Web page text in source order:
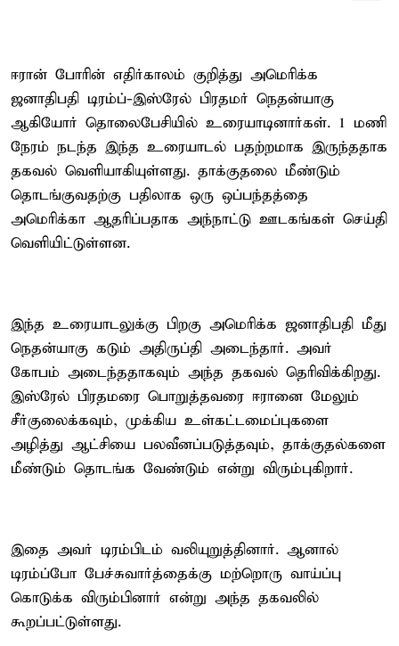
ஈரான் போரின் எதிர்காலம் குறித்து அமெரிக்க
ஜனாதிபதி டிரம்ப்-இஸ்ரேல் பிரதமர் நெதன்யாகு
ஆகியோர் தொலைபேசியில் உரையாடினார்கள். 1 மணி
நேரம் நடந்த இந்த உரையாடல் பதற்றமாக இருந்ததாக
தகவல் வெளியாகியுள்ளது. தாக்குதலை மீண்டும்
தொடங்குவதற்கு பதிலாக ஒரு ஒப்பந்தத்தை
அமெரிக்கா ஆதரிப்பதாக அந்நாட்டு ஊடகங்கள் செய்தி
வெளியிட்டுள்ளன.
இந்த உரையாடலுக்கு பிறகு அமெரிக்க ஜனாதிபதி மீது
நெதன்யாகு கடும் அதிருப்தி அடைந்தார். அவர்
கோபம் அடைந்ததாகவும் அந்த தகவல் தெரிவிக்கிறது.
இஸ்ரேல் பிரதமரை பொறுத்தவரை ஈரானை மேலும்
சீர்குலைக்கவும், முக்கிய உள்கட்டமைப்புகளை
அழித்து ஆட்சியை பலவீனப்படுத்தவும், தாக்குதல்களை
மீண்டும் தொடங்க வேண்டும் என்று விரும்புகிறார்.
இதை அவர் டிரம்பிடம் வலியுறுத்தினார். ஆனால்
டிரம்ப்போ பேச்சுவார்த்தைக்கு மற்றொரு வாய்ப்பு
கொடுக்க விரும்பினார் என்று அந்த தகவலில்
கூறப்பட்டுள்ளது.